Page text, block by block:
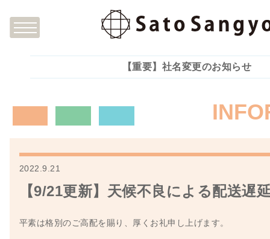
【重要】社名変更のお知らせ
2022.9.21
【9/21更新】天候不良による配送遅
平素は格別のご高配を賜り、厚くお礼申し上げます。